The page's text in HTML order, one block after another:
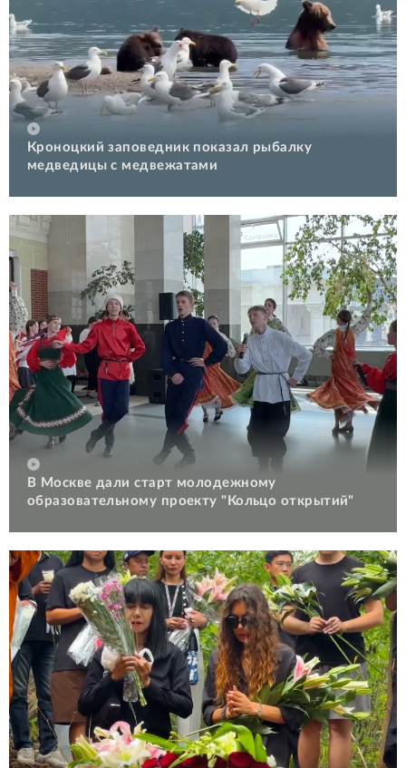
Кроноцкий заповедник показал рыбалку
медведицы с медвежатами
В Москве дали старт молодежному
образовательному проекту "Кольцо открытий"